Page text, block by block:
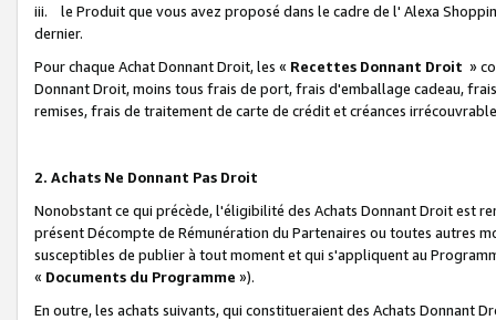
iii. le Produit que vous avez proposé dans le cadre de l' Alexa
dernier.
Pour chaque Achat Donnant Droit, les « Recettes Donnant Droit »
Donnant Droit, moins tous frais de port, frais d'emballage cadeau,
remises, frais de traitement de carte de crédit et créances
2. Achats Ne Donnant Pas Droit
Nonobstant ce qui précède, l'éligibilité des Achats Donnant Droit est
présent Décompte de Rémunération du Partenaires ou toutes autres
susceptibles de publier à tout moment et qui s'appliquent au
« Documents du Programme »).
En outre, les achats suivants, qui constitueraient des Achats Donnant